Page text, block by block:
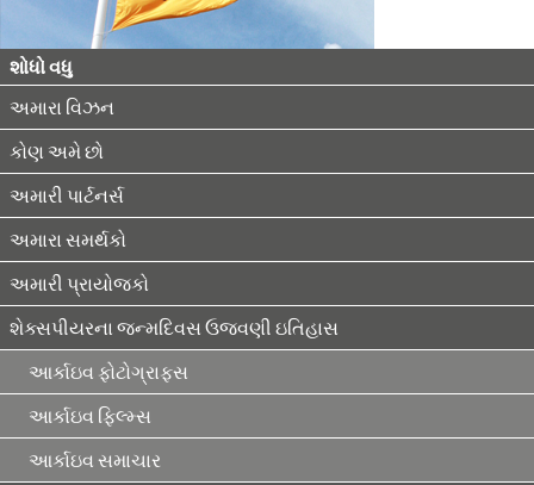
શોધો વધુ
અમારા વિઝન
કોણ અમે છો
અમારી પાર્ટનર્સ
અમારા સમર્થકો
અમારી પ્રાયોજકો
શેક્સપીયરના જન્મદિવસ ઉજવણી ઇતિહાસ
આર્કાઇવ ફોટોગ્રાફ્સ
આર્કાઇવ ફિલ્મ્સ
આર્કાઇવ સમાચાર